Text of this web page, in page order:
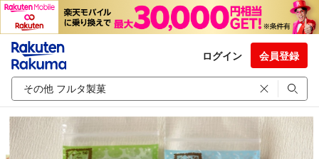
ログイン 会員登録